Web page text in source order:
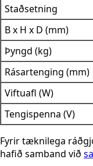
Staðsetning
B x H x D (mm)
Þyngd (kg)
Rásartenging (mm)
Viftuafl (W)
Tengispenna (V)
Fyrir tæknilega
hafið samband við